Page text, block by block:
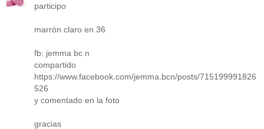
participo
marrón claro en 36
fb: jemma bc n
compartido
https://www.facebook.com/jemma.bcn/posts/715199991826
526
y comentado en la foto
gracias